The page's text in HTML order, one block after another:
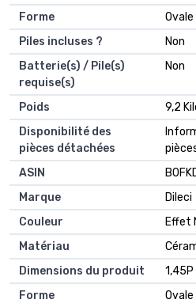
Forme
‎Ovale
Piles incluses ?
‎Non
Batterie(s) / Pile(s)
requise(s)
‎Non
Poids
‎9,2
Disponibilité des
pièces détachées
ASIN
Marque
Dileci
Couleur
Effet
Matériau
Dimensions du produit
Forme
Ovale